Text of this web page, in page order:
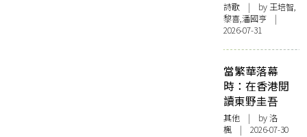
詩歌 | by 王培智,
黎喜,潘國亨 |
2026-07-31
當繁華落幕
時：在香港閱
讀東野圭吾
其他 | by洛
楓 | 2026-07-30